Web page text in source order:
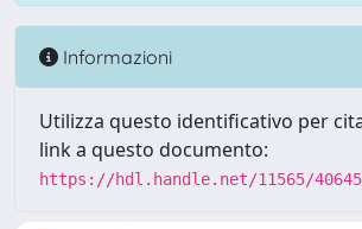
Informazioni
Utilizza questo identificativo per
link a questo documento:
https://hdl.handle.net/11565/